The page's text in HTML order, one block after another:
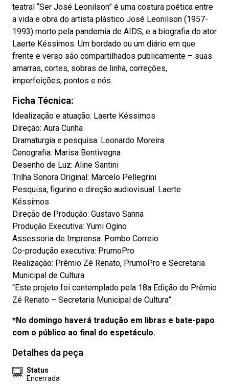
teatral “Ser José Leonilson” é uma costura poética entre
a vida e obra do artista plástico José Leonilson (1957-
1993) morto pela pandemia de AIDS, e a biografia do ator
Laerte Késsimos. Um bordado ou um diário em que
frente e verso são compartilhados publicamente – suas
amarras, cortes, sobras de linha, correções,
imperfeições, pontos e nós.
Ficha Técnica:
Idealização e atuação: Laerte Késsimos
Direção: Aura Cunha
Dramaturgia e pesquisa: Leonardo Moreira
Cenografia: Marisa Bentivegna
Desenho de Luz: Aline Santini
Trilha Sonora Original: Marcelo Pellegrini
Pesquisa, figurino e direção audiovisual: Laerte
Késsimos
Direção de Produção: Gustavo Sanna
Produção Executiva: Yumi Ogino
Assessoria de Imprensa: Pombo Correio
Co-produção executiva: PrumoPro
Realização: Prêmio Zé Renato, PrumoPro e Secretaria
Municipal de Cultura
“Este projeto foi contemplado pela 18a Edição do Prêmio
Zé Renato – Secretaria Municipal de Cultura”.
*No domingo haverá tradução em libras e bate-papo
com o público ao final do espetáculo.
Detalhes da peça
Status
Encerrada